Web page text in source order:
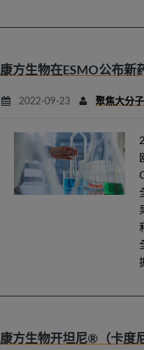
康方生物在ESMO公布新
2022-09-23 聚焦大分子
康方生物开坦尼®（卡度